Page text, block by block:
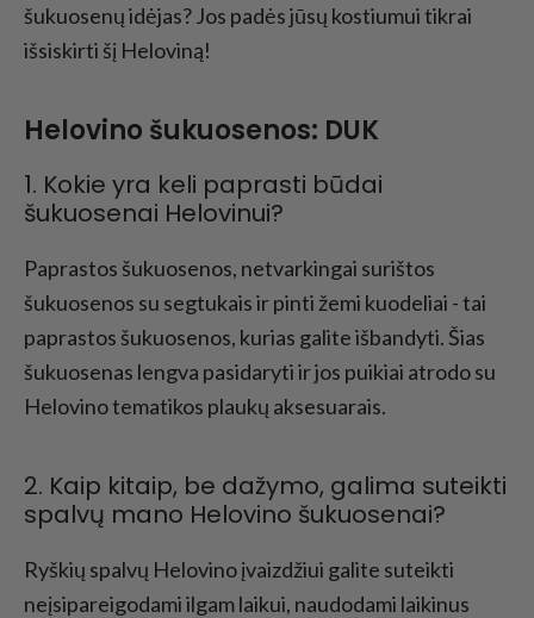
šukuosenų idėjas? Jos padės jūsų kostiumui tikrai
išsiskirti šį Heloviną!
Helovino šukuosenos: DUK
1. Kokie yra keli paprasti būdai
šukuosenai Helovinui?
Paprastos šukuosenos, netvarkingai surištos
šukuosenos su segtukais ir pinti žemi kuodeliai - tai
paprastos šukuosenos, kurias galite išbandyti. Šias
šukuosenas lengva pasidaryti ir jos puikiai atrodo su
Helovino tematikos plaukų aksesuarais.
2. Kaip kitaip, be dažymo, galima suteikti
spalvų mano Helovino šukuosenai?
Ryškių spalvų Helovino įvaizdžiui galite suteikti
neįsipareigodami ilgam laikui, naudodami laikinus